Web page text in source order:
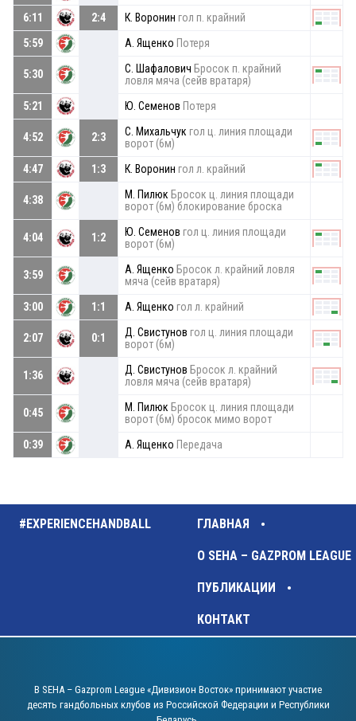
6:11
2:4 К. Воронин гол п. крайний
5:59
А. Ященко Потеря
5:30 С. Шафалович Бросок п. крайний
ловля мяча (сейв вратаря)
5:21
Ю. Семенов Потеря
4:52 2:3 С. Михальчук гол ц. линия площади
ворот (6м)
4:47
1:3 К. Воронин гол л. крайний
4:38 М. Пилюк Бросок ц. линия площади
ворот (6м) блокирование броска
4:04 1:2 Ю. Семенов гол ц. линия площади
ворот (6м)
3:59 А. Ященко Бросок л. крайний ловля
мяча (сейв вратаря)
3:00
1:1 А. Ященко гол л. крайний
2:07 0:1 Д. Свистунов гол ц. линия площади
ворот (6м)
1:36 Д. Свистунов Бросок л. крайний
ловля мяча (сейв вратаря)
0:45 М. Пилюк Бросок ц. линия площади
ворот (6м) бросок мимо ворот
0:39
А. Ященко Передача
#EXPERIENCEHANDBALL ГЛАВНАЯ
О SEHA – GAZPROM LEAGUE
ПУБЛИКАЦИИ
КОНТАКТ
В SEHA – Gazprom League «Дивизион Восток» принимают участие
десять гандбольных клубов из Российской Федерации и Республики